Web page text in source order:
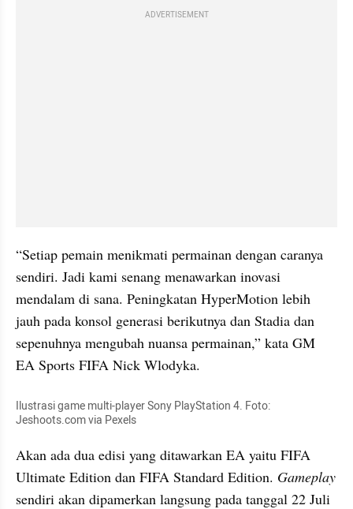
ADVERTISEMENT
“Setiap pemain menikmati permainan dengan caranya
sendiri. Jadi kami senang menawarkan inovasi
mendalam di sana. Peningkatan HyperMotion lebih
jauh pada konsol generasi berikutnya dan Stadia dan
sepenuhnya mengubah nuansa permainan,” kata GM
EA Sports FIFA Nick Wlodyka.
Ilustrasi game multi-player Sony PlayStation 4. Foto:
Jeshoots.com via Pexels
Akan ada dua edisi yang ditawarkan EA yaitu FIFA
Ultimate Edition dan FIFA Standard Edition. Gameplay
sendiri akan dipamerkan langsung pada tanggal 22 Juli